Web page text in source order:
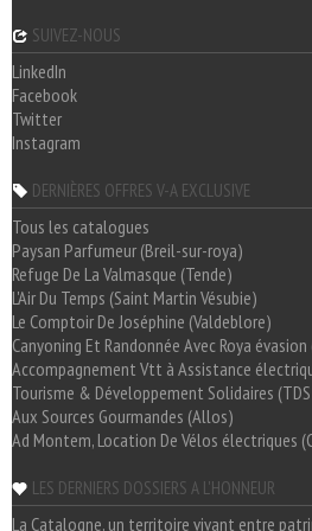
SUIVEZ-NOUS
LinkedIn
Facebook
Twitter
Instagram
DERNIÈRES OFFRES V-A EXCLUSIVE
Tous les catalogues
Paysan Parfumeur (Breil-sur-roya)
Refuge De La Valmasque (Tende)
L'Air Du Temps (Saint Martin Vésubie)
Le Comptoir De Joséphine (Valdeblore)
Canyoning Et Randonnée Avec Roya
Accompagnement Vtt à Assistance
Tourisme & Développement Solidaires
Aux Sources Gourmandes (Allos)
Ad Montem, Location De Vélos électriques
LES DERNIERS DOSSIERS A L'HONNEUR
La Catalogne, un territoire vivant entre